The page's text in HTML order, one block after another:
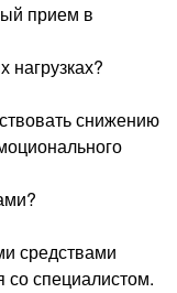
прием в
нагрузках?
снижению
средствами
со специалистом.